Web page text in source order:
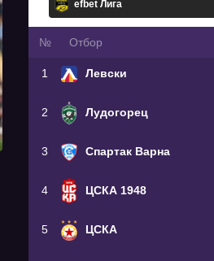
№ Oтбор
1 Левски
2 Лудогорец
3 Спартак Варна
4 ЦСКА 1948
5 ЦСКА